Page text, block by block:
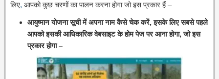
लिए, आपको कुछ चरणों का पालन करना होगा जो इस प्रकार हैं –
आयुष्मान योजना सूची में अपना नाम कैसे चेक करें, इसके लिए सबसे पहले
आपको इसकी आधिकारिक वेबसाइट के होम पेज पर आना होगा, जो इस
प्रकार होगा –